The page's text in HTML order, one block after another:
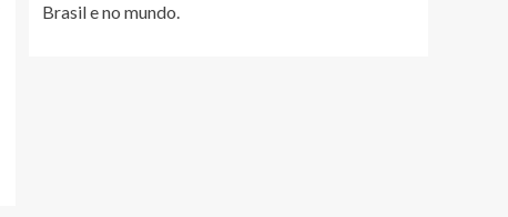
Brasil e no mundo.